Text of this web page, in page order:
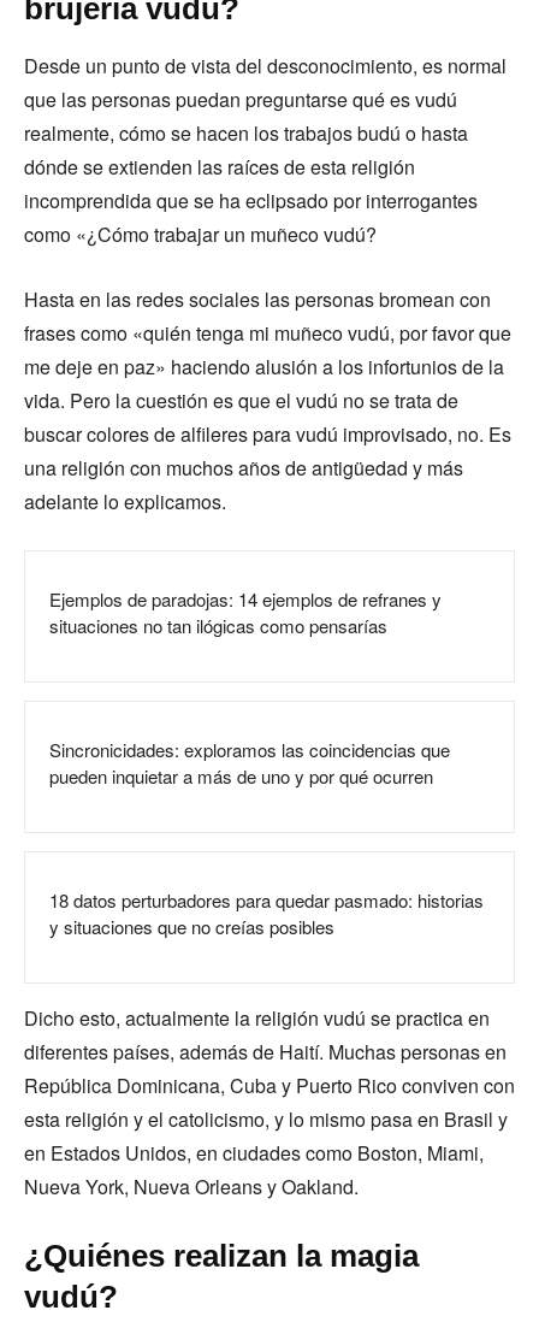
brujería vudú?
Desde un punto de vista del desconocimiento, es normal
que las personas puedan preguntarse qué es vudú
realmente, cómo se hacen los trabajos budú o hasta
dónde se extienden las raíces de esta religión
incomprendida que se ha eclipsado por interrogantes
como «¿Cómo trabajar un muñeco vudú?
Hasta en las redes sociales las personas bromean con
frases como «quién tenga mi muñeco vudú, por favor que
me deje en paz» haciendo alusión a los infortunios de la
vida. Pero la cuestión es que el vudú no se trata de
buscar colores de alfileres para vudú improvisado, no. Es
una religión con muchos años de antigüedad y más
adelante lo explicamos.
Ejemplos de paradojas: 14 ejemplos de refranes y
situaciones no tan ilógicas como pensarías
Sincronicidades: exploramos las coincidencias que
pueden inquietar a más de uno y por qué ocurren
18 datos perturbadores para quedar pasmado: historias
y situaciones que no creías posibles
Dicho esto, actualmente la religión vudú se practica en
diferentes países, además de Haití. Muchas personas en
República Dominicana, Cuba y Puerto Rico conviven con
esta religión y el catolicismo, y lo mismo pasa en Brasil y
en Estados Unidos, en ciudades como Boston, Miami,
Nueva York, Nueva Orleans y Oakland.
¿Quiénes realizan la magia
vudú?